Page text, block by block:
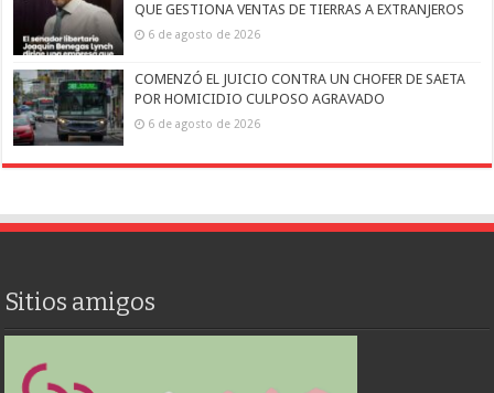
QUE GESTIONA VENTAS DE TIERRAS A EXTRANJEROS
6 de agosto de 2026
COMENZÓ EL JUICIO CONTRA UN CHOFER DE SAETA
POR HOMICIDIO CULPOSO AGRAVADO
6 de agosto de 2026
Sitios amigos